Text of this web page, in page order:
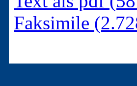
Faksimile